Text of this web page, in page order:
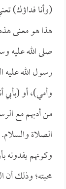
(وأنا فداؤك)
هذا هو معنى
صلى الله
رسول الله عليه
وأمي)، أو
من أدبهم مع
الصلاة والسلام.
وكونهم
محبته؛ وذلك أن